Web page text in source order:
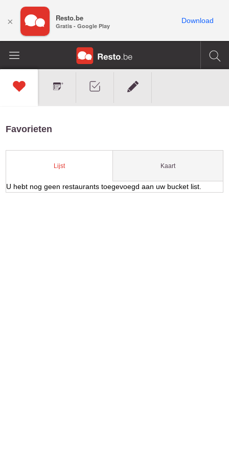
Favorieten
Lijst Kaart
U hebt nog geen restaurants toegevoegd aan uw bucket list.
× Resto.be
Gratis - Google Play
Download